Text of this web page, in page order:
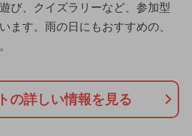
び、クイズラリーなど、参加型
ます。雨の日にもおすすめの、
の詳しい情報を見る